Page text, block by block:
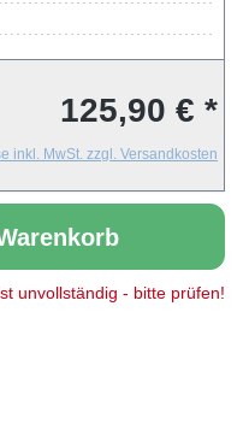
125,90 € *
inkl. MwSt. zzgl. Versandkosten
Wert ein
unvollständig - bitte prüfen!